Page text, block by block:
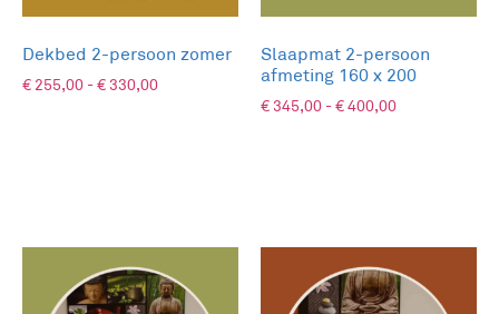
Dekbed 2-persoon zomer
€ 255,00 -€330,00
Slaapmat 2-persoon
afmeting 160 x 200
€345,00 -€400,00